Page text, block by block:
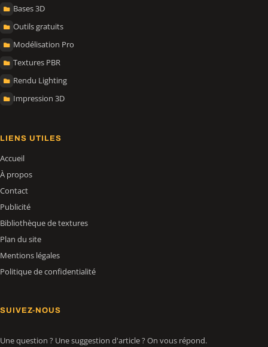
Bases 3D
Outils gratuits
Modélisation Pro
Textures PBR
Rendu Lighting
Impression 3D
LIENS UTILES
Accueil
À propos
Contact
Publicité
Bibliothèque de textures
Plan du site
Mentions légales
Politique de confidentialité
SUIVEZ-NOUS
Une question ? Une suggestion d'article ? On vous répond.